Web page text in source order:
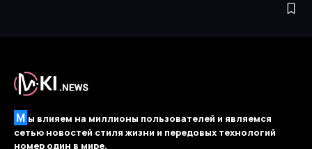
М ы влияем на миллионы пользователей и являемся
сетью новостей стиля жизни и передовых технологий
номер один в мире.